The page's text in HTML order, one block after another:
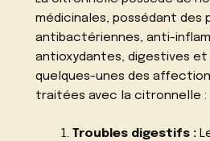
médicinales, possédant des
antibactériennes, anti-
antioxydantes, digestives et
quelques-unes des
traitées avec la citronnelle :
Troubles digestifs :